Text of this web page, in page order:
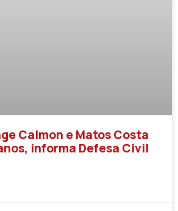
Calmon e Matos Costa
informa Defesa Civil